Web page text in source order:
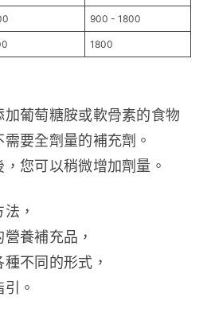
900 - 1800
1800
葡萄糖胺或軟骨素的食物
要全劑量的補充劑。
您可以稍微增加劑量。
，
養補充品，
不同的形式，
。